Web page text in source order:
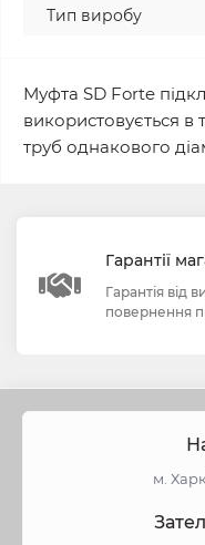
Тип виробу
Муфта SD Forte
використовується
труб однакового
Гарантії
Гарантія від
повернення
м.